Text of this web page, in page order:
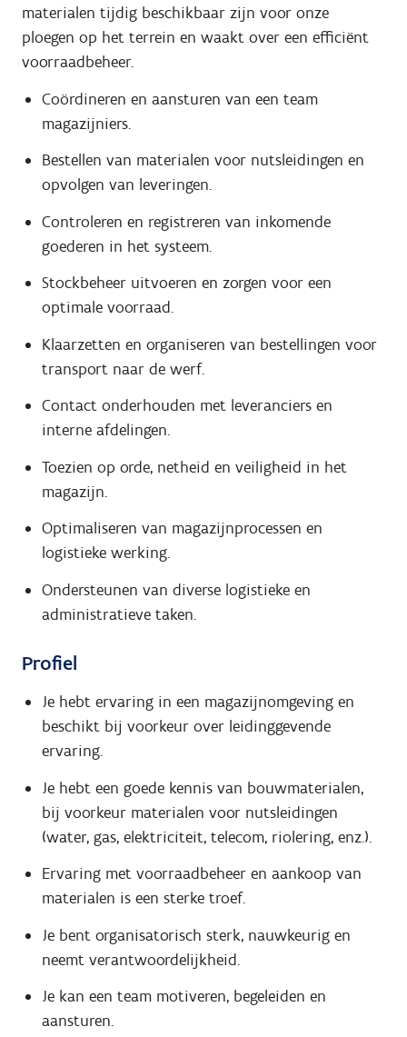
materialen tijdig beschikbaar zijn voor onze
ploegen op het terrein en waakt over een efficiënt
voorraadbeheer.
Coördineren en aansturen van een team
magazijniers.
Bestellen van materialen voor nutsleidingen en
opvolgen van leveringen.
Controleren en registreren van inkomende
goederen in het systeem.
Stockbeheer uitvoeren en zorgen voor een
optimale voorraad.
Klaarzetten en organiseren van bestellingen voor
transport naar de werf.
Contact onderhouden met leveranciers en
interne afdelingen.
Toezien op orde, netheid en veiligheid in het
magazijn.
Optimaliseren van magazijnprocessen en
logistieke werking.
Ondersteunen van diverse logistieke en
administratieve taken.
Profiel
Je hebt ervaring in een magazijnomgeving en
beschikt bij voorkeur over leidinggevende
ervaring.
Je hebt een goede kennis van bouwmaterialen,
bij voorkeur materialen voor nutsleidingen
(water, gas, elektriciteit, telecom, riolering, enz.).
Ervaring met voorraadbeheer en aankoop van
materialen is een sterke troef.
Je bent organisatorisch sterk, nauwkeurig en
neemt verantwoordelijkheid.
Je kan een team motiveren, begeleiden en
aansturen.